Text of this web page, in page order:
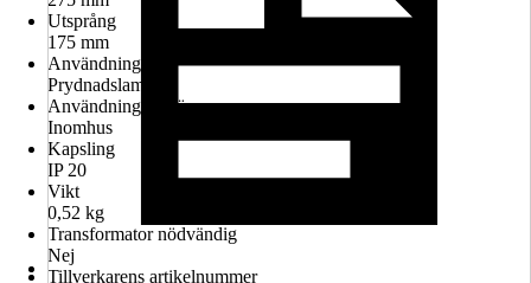
Utsprång
175 mm
Användning
Prydnadslampor
Användningsmiljö
Inomhus
Kapsling
IP 20
Vikt
0,52 kg
Transformator nödvändig
Nej
Tillverkarens artikelnummer